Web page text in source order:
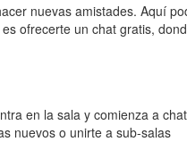
nuevas amistades. Aquí
ofrecerte un chat gratis,
en la sala y comienza a
nuevos o unirte a sub-salas